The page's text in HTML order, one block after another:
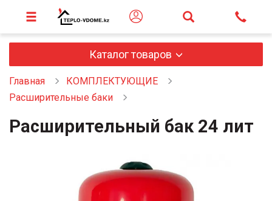
Каталог товаров
Главная
КОМПЛЕКТУЮЩИЕ
Расширительные баки
Расширительный бак 24 лит